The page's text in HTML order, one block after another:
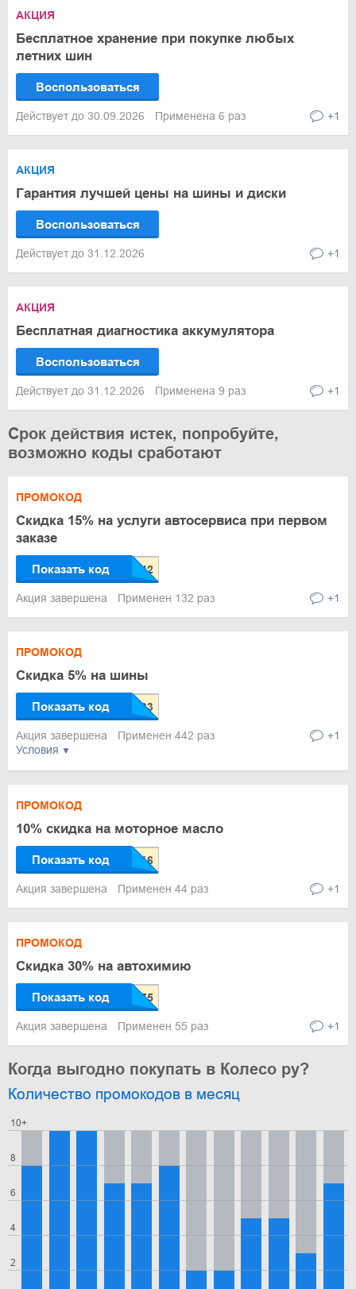
АКЦИЯ
Бесплатное хранение при покупке любых
летних шин
Воспользоваться
Действует до 30.09.2026 Применена 6 раз +1
АКЦИЯ
Гарантия лучшей цены на шины и диски
Воспользоваться
Действует до 31.12.2026 +1
АКЦИЯ
Бесплатная диагностика аккумулятора
Воспользоваться
Действует до 31.12.2026 Применена 9 раз +1
Срок действия истек, попробуйте,
возможно коды сработают
ПРОМОКОД
Скидка 15% на услуги автосервиса при первом
заказе
Показать код
Акция завершена Применен 132 раз +1
Условия
ПРОМОКОД
Скидка 5% на шины
Показать код
Акция завершена Применен 442 раз +1
ПРОМОКОД
10% скидка на моторное масло
Показать код
Акция завершена Применен 44 раз +1
ПРОМОКОД
Скидка 30% на автохимию
Показать код
Акция завершена Применен 55 раз +1
Когда выгодно покупать в Колесо ру?
Количество промокодов в месяц
2
4
6
8
10+